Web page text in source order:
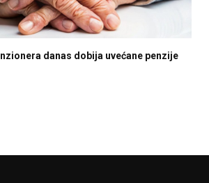
danas dobija uvećane penzije